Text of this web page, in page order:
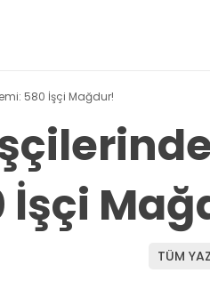
580 İşçi Mağdur!
İşçi
TÜM